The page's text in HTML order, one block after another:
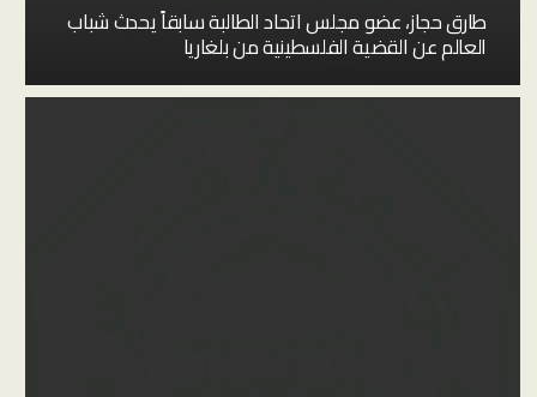
طارق حجاز، عضو مجلس اتحاد الطالبة سابقاً يحدث شباب
العالم عن القضية الفلسطينية من بلغاريا